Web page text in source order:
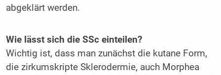
abgeklärt werden.
Wie lässt sich die SSc einteilen?
Wichtig ist, dass man zunächst die kutane Form,
die zirkumskripte Sklerodermie, auch Morphea